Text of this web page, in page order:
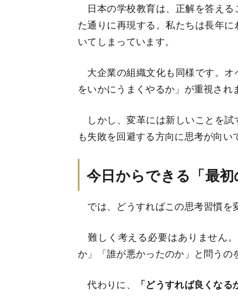
日本の学校教育は、正解を答える
た通りに再現する。私たちは長年
いてしまっています。
大企業の組織文化も同様です。オ
をいかにうまくやるか」が重視され
しかし、変革には新しいことを試
も失敗を回避する方向に思考が向い
今日からできる「最初
では、どうすればこの思考習慣を
難しく考える必要はありません
か」「誰が悪かったのか」と問うの
代わりに、 「どうすれば良くな